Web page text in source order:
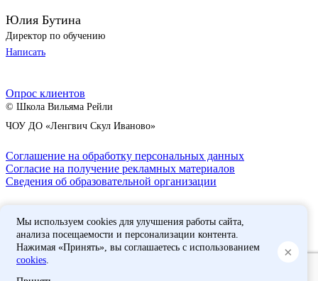
Юлия Бутина
Директор по обучению
Написать
Опрос клиентов
© Школа Вильяма Рейли
ЧОУ ДО «Ленгвич Скул Иваново»
Соглашение на обработку персональных данных
Согласие на получение рекламных материалов
Сведения об образовательной организации
Версия для слабовидящих
Мы используем cookies для улучшения работы сайта,
анализа посещаемости и персонализации контента.
Нажимая «Принять», вы соглашаетесь с использованием
cookies.
×